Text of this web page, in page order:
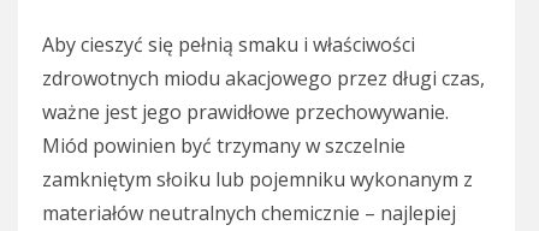
Aby cieszyć się pełnią smaku i właściwości
zdrowotnych miodu akacjowego przez długi czas,
ważne jest jego prawidłowe przechowywanie.
Miód powinien być trzymany w szczelnie
zamkniętym słoiku lub pojemniku wykonanym z
materiałów neutralnych chemicznie – najlepiej